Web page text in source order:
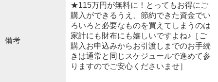
備考
★115万円が無料に！とってもお得にご
購入ができるうえ、節約できた資金でい
ろいろと必要なものを買えてしまうのは
家計にも財布にも嬉しいですよね♪［ご
購入お申込みからお引渡しまでのお手続
きは通常と同じスケジュールで進めて参
りますのでご安心くださいませ］